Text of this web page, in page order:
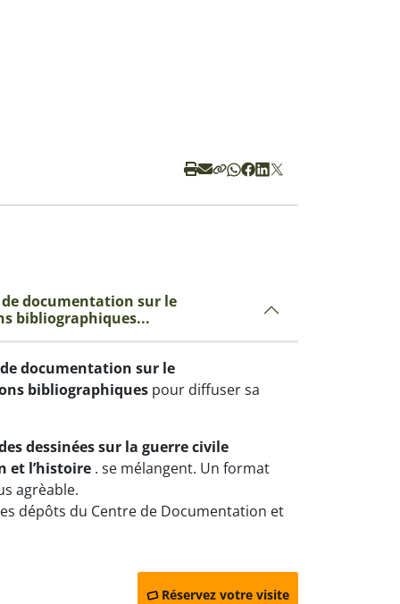
documentation sur le
bibliographiques...
documentation sur le
bibliographiques pour diffuser sa
dessinées sur la guerre civile
et l’histoire . se mélangent. Un format
agrèable.
dépôts du Centre de Documentation et
Réservez votre visite